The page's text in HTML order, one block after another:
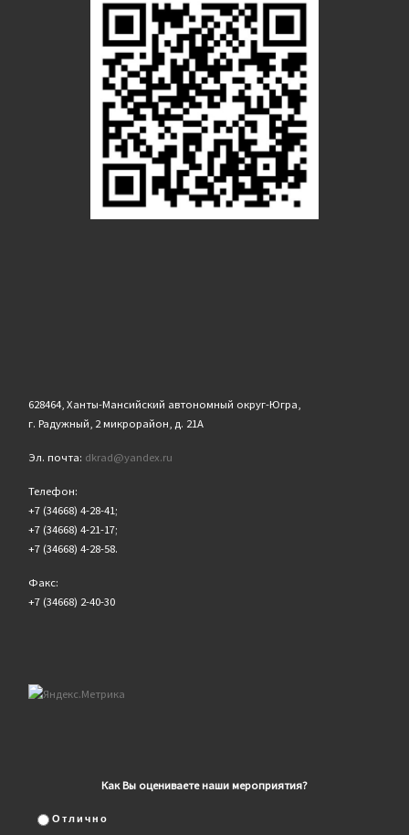
628464, Ханты-Мансийский автономный округ-Югра,
г. Радужный, 2 микрорайон, д. 21А
Эл. почта: dkrad@yandex.ru
Телефон:
+7 (34668) 4-28-41;
+7 (34668) 4-21-17;
+7 (34668) 4-28-58.
Факс:
+7 (34668) 2-40-30
Как Вы оцениваете наши мероприятия?
Отлично